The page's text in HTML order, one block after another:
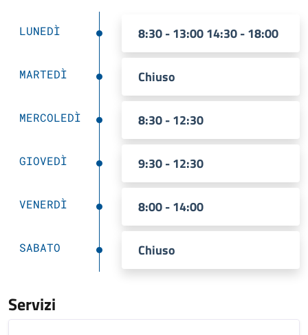
LUNEDÌ 8:30 - 13:00 14:30 - 18:00
MARTEDÌ Chiuso
MERCOLEDÌ 8:30 - 12:30
GIOVEDÌ 9:30 - 12:30
VENERDÌ 8:00 - 14:00
SABATO Chiuso
Servizi